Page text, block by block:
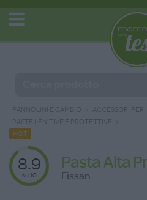
PANNOLINI E CAMBIO
ACCESSORI PER
PASTE LENITIVE E PROTETTIVE
HOT
8.9
su 10
Pasta Alta
Fissan